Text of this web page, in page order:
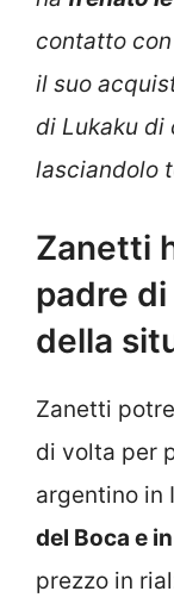
contatto
il suo
di Lukaku
lasciandolo
Zanetti
padre
della
Zanetti
di volta per
argentino in
del Boca e
prezzo in